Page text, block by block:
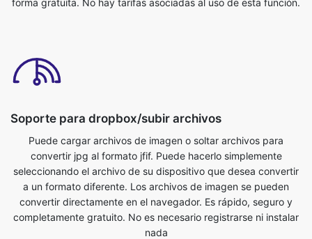
Soporte para dropbox/subir archivos
Puede cargar archivos de imagen o soltar archivos para
seleccionando el archivo de su dispositivo que desea convertir
a un formato diferente. Los archivos de imagen se pueden
convertir directamente en el navegador. Es rápido, seguro y
completamente gratuito. No es necesario registrarse ni instalar
nada